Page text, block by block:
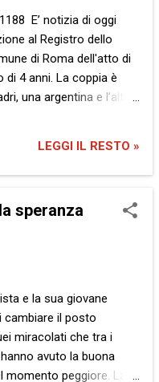
punto di vista. E,
sorte maldestra ci
peggiore è quello di
si arrendano. La
E’ notizia di oggi
al Registro dello
di Roma dell'atto di
di 4 anni. La coppia è
una argentina e l’altra
le parole, le parole che
loro danza dopo pochi
immaginario a
dico, tripla e anche
lì, dove l’unica
cose. Quante cose
ne sono state
spesso, urlate a
le parole che seguono .
LEGGI IL RESTO »
speranza
e la sua giovane
cambiare il posto
miracolati che tra i
avuto la buona
peggiore. La